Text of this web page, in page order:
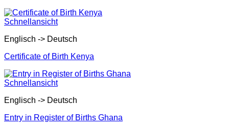
Schnellansicht
Englisch -> Deutsch
Certificate of Birth Kenya
Schnellansicht
Englisch -> Deutsch
Entry in Register of Births Ghana